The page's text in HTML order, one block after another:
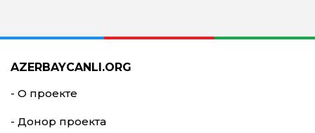
AZERBAYCANLI.ORG
- О проекте
- Донор проекта